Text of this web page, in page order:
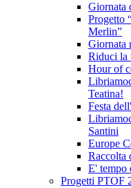
Giornata
Progetto
Merlin”
Giornata
Riduci la
Hour of
Teatina!
Festa
Santini
Europe
Raccolta
E' tempo
Progetti PTOF